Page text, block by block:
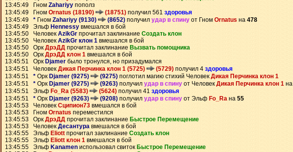
13:45:49 Гном Zahariyy пополз
13:45:49 Гном Ornatus (18190) (18751) получил 561 здоровья
13:45:49 * Гном Zahariyy (9130) (8652) получил удар в спину от Гном Ornatus на 478
13:45:49 Эльф Hennessy вмешался в бой
13:45:50 ЧеловекAzikGr прочитал заклинание Создать клон
13:45:50 ЧеловекAzikGr клон 1 вмешался в бой
13:45:50 ОркДрэДД прочитал заклинание Вызвать помощника
13:45:50 ОркДрэДД клон 1 вмешался в бой
13:45:51 Орк Djamer было тронулся, но призадумался
13:45:51 ЧеловекДикая Перчинка клон 1 (5725) (5729) получил 4 здоровья
13:45:51 * Орк Djamer (9275) (9275) поглотил магию стихий ЧеловекДикая Перчинка клон 1
13:45:51 * Орк Djamer (9275) (9263) получил удар в спину от ЧеловекДикая Перчинка клон 1 на
13:45:51 Эльф Fo_Ra (5583) (5624) получил 41 здоровья
13:45:51 * Орк Djamer (9263) (9208) получил удар в спину от Эльф Fo_Ra на 55
13:45:53 ЧеловекСципион73 вмешался в бой
13:45:53 Гном Ornatus переместился
13:45:53 ОркДрэДД прочитал заклинание Быстрое Перемещение
13:45:53 Человек Десантура вмешался в бой
13:45:55 Эльф Eliott прочитал заклинание Создать клон
13:45:55 Эльф Eliott клон 1 вмешался в бой
13:45:55 Эльф Kanamen использовал свиток Быстрое Перемещение